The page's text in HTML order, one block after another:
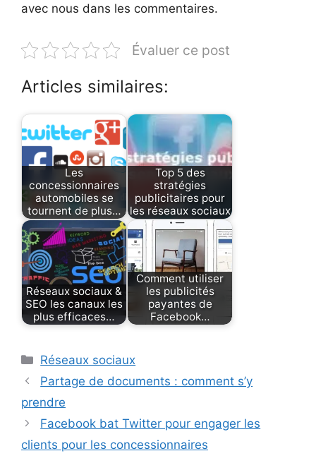
avec nous dans les commentaires.
Évaluer ce post
Articles similaires:
Les
concessionnaires
automobiles se
tournent de plus…
Top 5 des
stratégies
publicitaires pour
les réseaux sociaux
Réseaux sociaux &
SEO les canaux les
plus efficaces…
Comment utiliser
les publicités
payantes de
Facebook…
Catégories
Réseaux sociaux
Partage de documents : comment s’y
prendre
Facebook bat Twitter pour engager les
clients pour les concessionnaires